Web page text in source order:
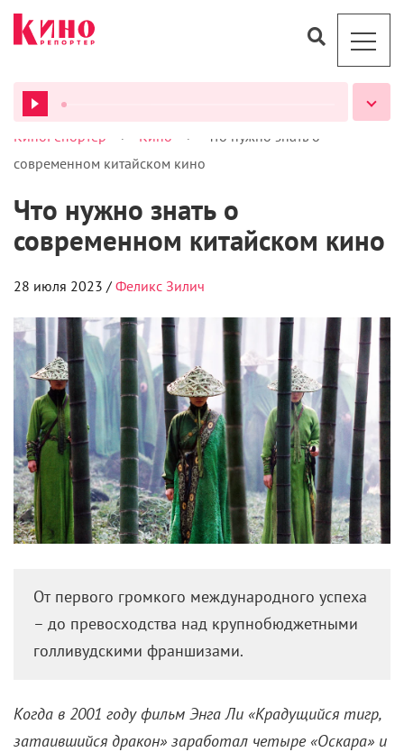
ВСЕ ПОДКАСТЫ
КиноРепортер > Кино >
Что нужно знать о
современном китайском кино
Что нужно знать о
современном китайском кино
28 июля 2023 / Феликс Зилич
От первого громкого международного успеха
– до превосходства над крупнобюджетными
голливудскими франшизами.
Когда в 2001 году фильм Энга Ли «Крадущийся тигр,
затаившийся дракон» заработал четыре «Оскара» и